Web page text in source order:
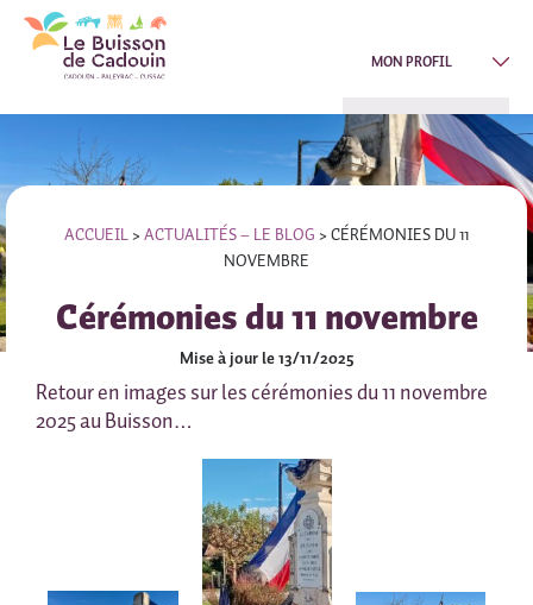
MON PROFIL
ACCUEIL> ACTUALITÉS – LE BLOG > CÉRÉMONIES DU 11
NOVEMBRE
Cérémonies du 11 novembre
Mise à jour le 13/11/2025
Retour en images sur les cérémonies du 11 novembre
2025 au Buisson…